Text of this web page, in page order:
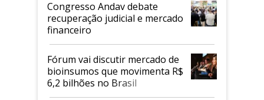
Congresso Andav debate
recuperação judicial e mercado
financeiro
Fórum vai discutir mercado de
bioinsumos que movimenta R$
6,2 bilhões no Brasil